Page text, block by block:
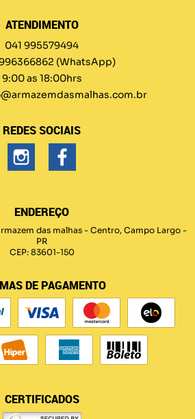
ATENDIMENTO
041 995579494
(WhatsApp)
9:00 as 18:00hrs
REDES SOCIAIS
ENDEREÇO
das malhas - Centro, Campo Largo -
PR
CEP: 83601-150
DE PAGAMENTO
CERTIFICADOS